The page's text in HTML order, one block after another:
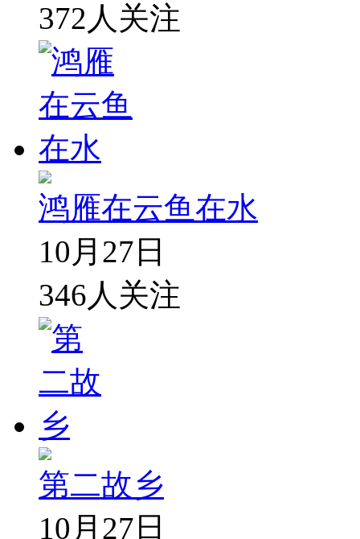
372 人关注
鸿雁在云鱼在水
10月27日
346人关注
第二故乡
10月27日